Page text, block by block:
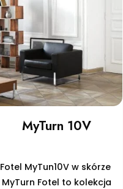
MyTurn 10V
Fotel MyTun10V w skórze
MyTurn Fotel to kolekcja